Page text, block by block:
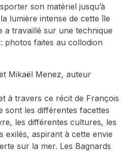
son matériel jusqu’à
lumière intense de cette île
a travaillé sur une technique
photos faites au collodion
Mikaël Menez, auteur
à travers ce récit de François
sont les différentes facettes
les différentes cultures, les
exilés, aspirant à cette envie
sur la mer. Les Bagnards